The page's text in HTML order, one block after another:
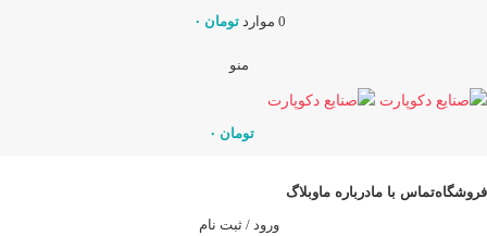
0 موارد تومان
منو
تومان
فروشگاهتماس با مادرباره ماوبلاگ
ورود / ثبت نام